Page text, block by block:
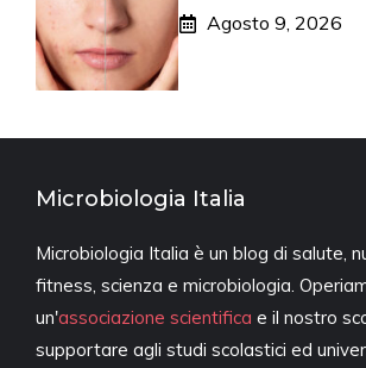
Agosto 9, 2026
Microbiologia Italia
Microbiologia Italia è un blog di salute,
fitness, scienza e microbiologia.
un'associazione scientifica e il nostro
supportare agli studi scolastici ed